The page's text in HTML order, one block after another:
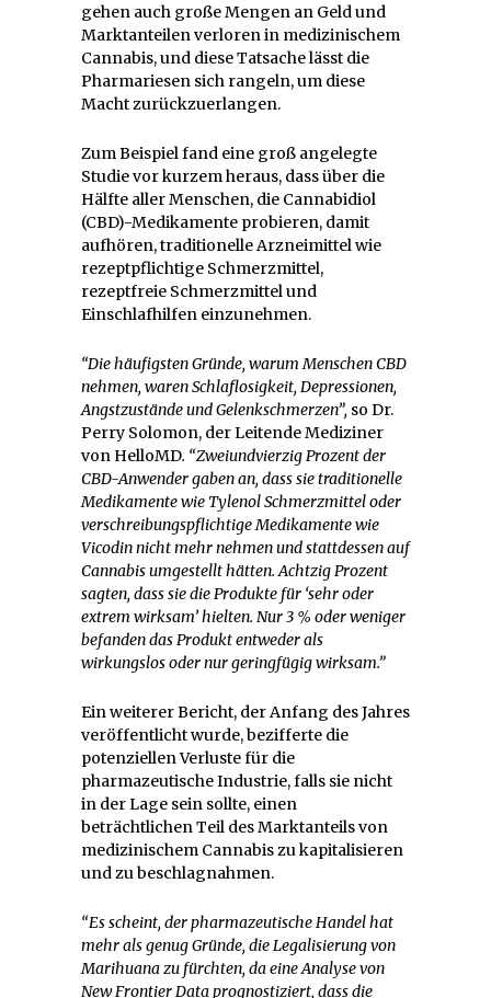
gehen auch große Mengen an Geld und
Marktanteilen verloren in medizinischem
Cannabis, und diese Tatsache lässt die
Pharmariesen sich rangeln, um diese
Macht zurückzuerlangen.
Zum Beispiel fand eine groß angelegte
Studie vor kurzem heraus, dass über die
Hälfte aller Menschen, die Cannabidiol
(CBD)-Medikamente probieren, damit
aufhören, traditionelle Arzneimittel wie
rezeptpflichtige Schmerzmittel,
rezeptfreie Schmerzmittel und
Einschlafhilfen einzunehmen.
“Die häufigsten Gründe, warum Menschen CBD
nehmen, waren Schlaflosigkeit, Depressionen,
Angstzustände und Gelenkschmerzen”, so Dr.
Perry Solomon, der Leitende Mediziner
von HelloMD. “Zweiundvierzig Prozent der
CBD-Anwender gaben an, dass sie traditionelle
Medikamente wie Tylenol Schmerzmittel oder
verschreibungspflichtige Medikamente wie
Vicodin nicht mehr nehmen und stattdessen auf
Cannabis umgestellt hätten. Achtzig Prozent
sagten, dass sie die Produkte für ‘sehr oder
extrem wirksam’ hielten. Nur 3 % oder weniger
befanden das Produkt entweder als
wirkungslos oder nur geringfügig wirksam.”
Ein weiterer Bericht, der Anfang des Jahres
veröffentlicht wurde, bezifferte die
potenziellen Verluste für die
pharmazeutische Industrie, falls sie nicht
in der Lage sein sollte, einen
beträchtlichen Teil des Marktanteils von
medizinischem Cannabis zu kapitalisieren
und zu beschlagnahmen.
“Es scheint, der pharmazeutische Handel hat
mehr als genug Gründe, die Legalisierung von
Marihuana zu fürchten, da eine Analyse von
New Frontier Data prognostiziert, dass die